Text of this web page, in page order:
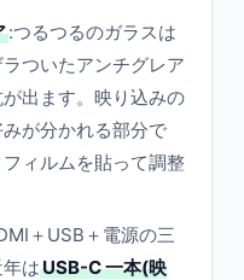
:つるつるのガラスは
ついたアンチグレア
出ます。映り込みの
が分かれる部分で
ィルムを貼って調整
＋USB＋電源の三
はUSB-C 一本(映